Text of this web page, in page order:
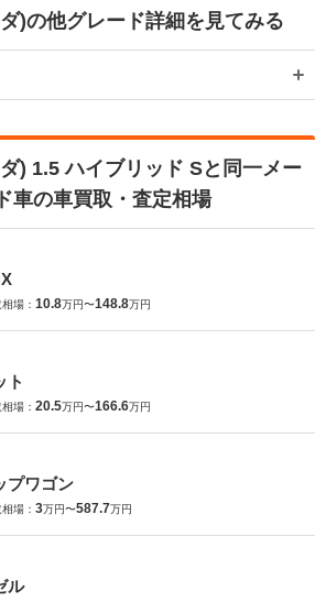
)の他グレード詳細を見てみる
) 1.5 ハイブリッド Sと同一メー
車の車買取・査定相場
場： 10.8万円〜148.8万円
ト
場： 20.5万円〜166.6万円
プワゴン
場： 3万円〜587.7万円
ル